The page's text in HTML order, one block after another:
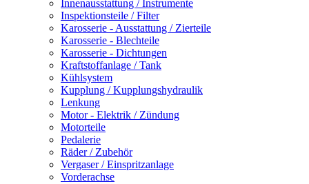
Innenausstattung / Instrumente
Inspektionsteile / Filter
Karosserie - Ausstattung / Zierteile
Karosserie - Blechteile
Karosserie - Dichtungen
Kraftstoffanlage / Tank
Kühlsystem
Kupplung / Kupplungshydraulik
Lenkung
Motor - Elektrik / Zündung
Motorteile
Pedalerie
Räder / Zubehör
Vergaser / Einspritzanlage
Vorderachse